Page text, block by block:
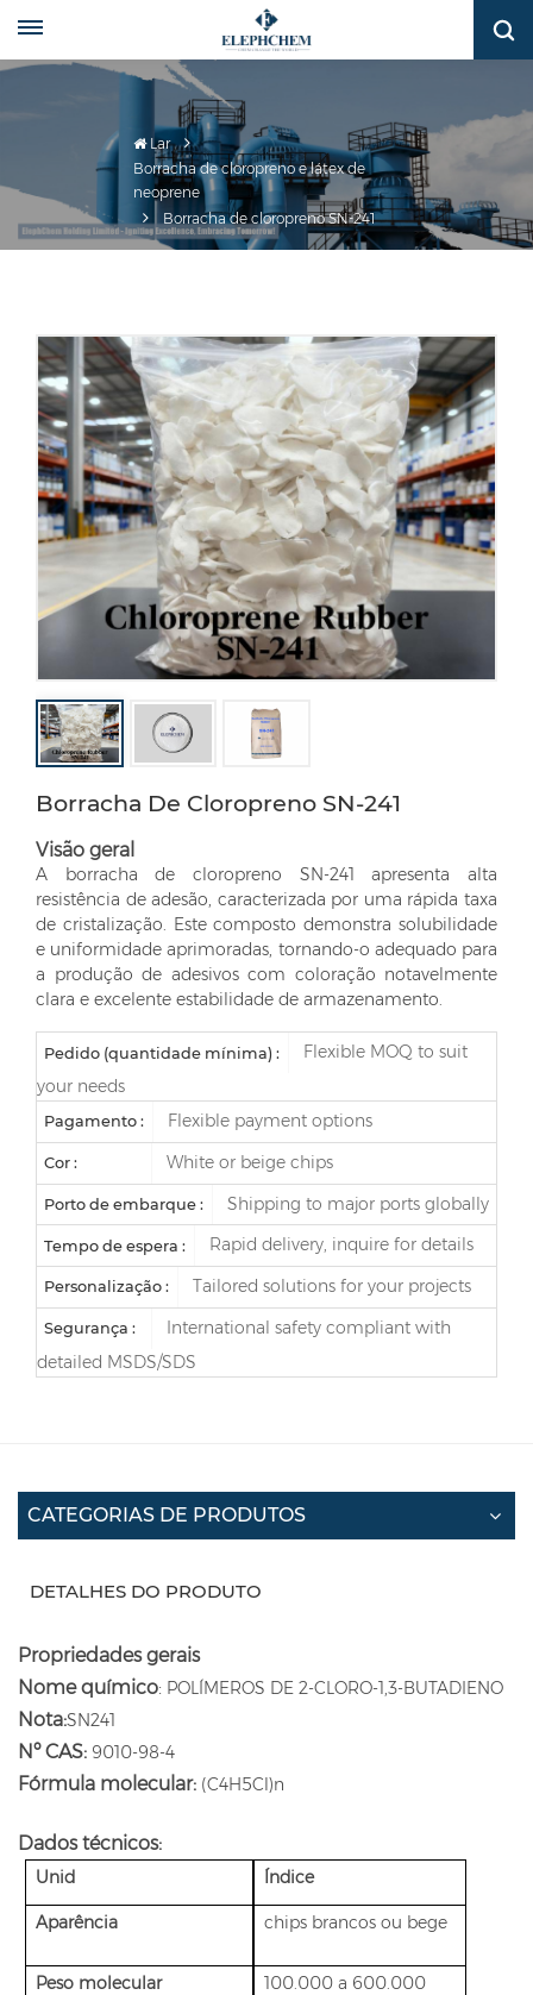
Lar
Borracha de cloropreno e látex de
neoprene
Borracha de cloropreno SN-241
Borracha De Cloropreno SN-241
Visão geral
A borracha de cloropreno SN-241 apresenta alta
resistência de adesão, caracterizada por uma rápida taxa
de cristalização. Este composto demonstra solubilidade
e uniformidade aprimoradas, tornando-o adequado para
a produção de adesivos com coloração notavelmente
clara e excelente estabilidade de armazenamento.
Pedido (quantidade mínima) :
Flexible MOQ to suit
your needs
Pagamento : Flexible payment options
Cor : White or beige chips
Porto de embarque : Shipping to major ports globally
Tempo de espera : Rapid delivery, inquire for details
Personalização : Tailored solutions for your projects
Segurança :
International safety compliant with
detailed MSDS/SDS
CATEGORIAS DE PRODUTOS
DETALHES DO PRODUTO
Propriedades gerais
Nome químico: POLÍMEROS DE 2-CLORO-1,3-BUTADIENO
Nota:SN241
Nº CAS: 9010-98-4
Fórmula molecular: (C4H5Cl)n
Dados técnicos:
Unid Índice
Aparência chips brancos ou bege
Peso molecular 100.000 a 600.000